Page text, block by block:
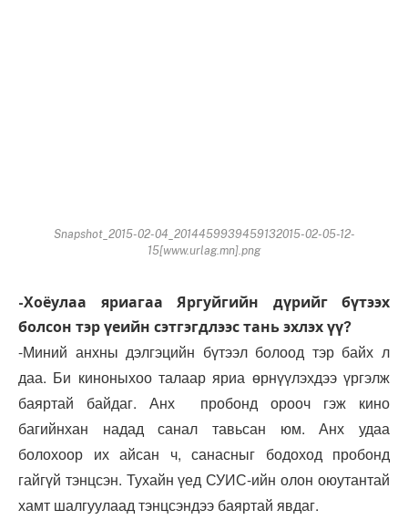
Snapshot_2015-02-04_2014459939459132015-02-05-12-
15[www.urlag.mn].png
-Хоёулаа яриагаа Яргуйгийн дүрийг бүтээх
болсон тэр үеийн сэтгэгдлээс тань эхлэх үү?
-Миний анхны дэлгэцийн бүтээл болоод тэр байх л
даа. Би киноныхоо талаар яриа өрнүүлэхдээ үргэлж
баяртай байдаг. Анх пробонд орооч гэж кино
багийнхан надад санал тавьсан юм. Анх удаа
болохоор их айсан ч, санасныг бодоход пробонд
гайгүй тэнцсэн. Тухайн үед СУИС-ийн олон оюутантай
хамт шалгуулаад тэнцсэндээ баяртай явдаг.